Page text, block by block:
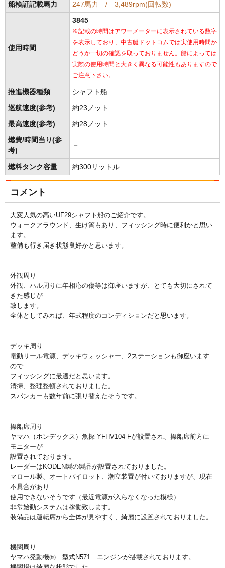
船検証記載馬力 247馬力 / 3,489rpm(回転数)
使用時間
3845
※記載の時間はアワーメーターに表示されている数字
を表示しており、中古艇ドットコムでは実使用時間か
どうか一切の確認を取っておりません。船によっては
実際の使用時間と大きく異なる可能性もありますので
ご注意下さい。
推進機器種類 シャフト船
巡航速度(参考) 約23ノット
最高速度(参考) 約28ノット
燃費/時間当り(参
考)
－
燃料タンク容量 約300リットル
コメント
大変人気の高いUF29シャフト船のご紹介です。
ウォークアラウンド、生け簀もあり、フィッシング時に便利かと思い
ます。
整備も行き届き状態良好かと思います。
外観周り
外観、ハル周りに年相応の傷等は御座いますが、とても大切にされて
きた感じが
致します。
全体としてみれば、年式程度のコンディションだと思います。
デッキ周り
電動リール電源、デッキウォッシャー、2ステーションも御座います
ので
フィッシングに最適だと思います。
清掃、整理整頓されておりました。
スパンカーも数年前に張り替えたそうです。
操船席周り
ヤマハ（ホンデックス）魚探 YFHV104-Fが設置され、操船席前方に
モニターが
設置されております。
レーダーはKODEN製の製品が設置されておりました。
マロール製、オートパイロット、潮立装置が付いておりますが、現在
不具合があり
使用できないそうです（最近電源が入らなくなった模様）
非常始動システムは稼働致します。
装備品は運転席から全体が見やすく、綺麗に設置されておりました。
機関周り
ヤマハ発動機㈱ 型式N571 エンジンが搭載されております。